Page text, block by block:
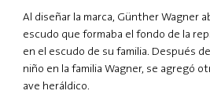
Al diseñar la marca, Günther Wagner
escudo que formaba el fondo de la
en el escudo de su familia. Después
niño en la familia Wagner, se agregó
ave heráldico.